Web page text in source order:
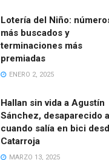
Lotería del Niño:
más buscados y
terminaciones más
premiadas
ENERO 2, 2025
Hallan sin vida a Agustín
Sánchez, desaparecido
cuando salía en bici
Catarroja
MARZO 13, 2025